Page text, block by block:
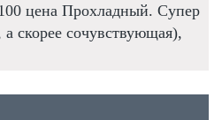
цена Прохладный. Супер
скорее сочувствующая),